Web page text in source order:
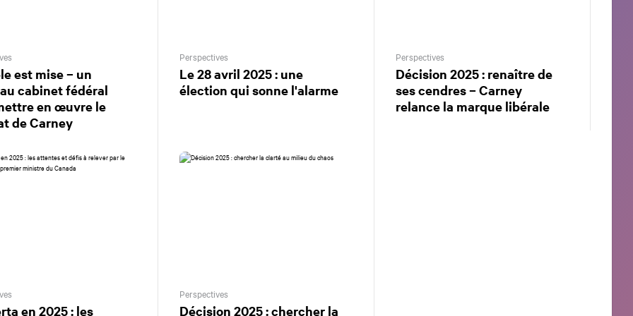
est mise – un
cabinet fédéral
en œuvre le
de Carney
Perspectives
Le 28 avril 2025 : une
élection qui sonne l'alarme
Perspectives
Décision 2025 : renaître de
ses cendres – Carney
relance la marque libérale
en 2025 : les
Perspectives
Décision 2025 : chercher la